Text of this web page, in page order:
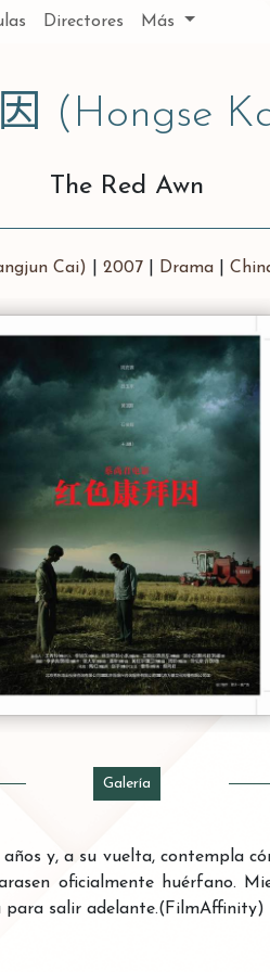
Directores Más
(Hongse
The Red Awn
Cai) 2007| Drama
Galería
y, a su vuelta, contempla
oficialmente huérfano.
para salir adelante.(FilmAffinity)